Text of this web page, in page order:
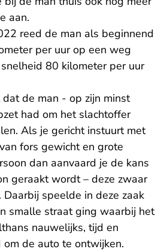
aan.
reed de man als beginnend
per uur op een weg
80 kilometer per uur
de man - op zijn minst
had om het slachtoffer
Als je gericht instuurt met
fors gewicht en grote
dan aanvaard je de kans
geraakt wordt – deze zwaar
speelde in deze zaak
smalle straat ging waarbij het
nauwelijks, tijd en
de auto te ontwijken.